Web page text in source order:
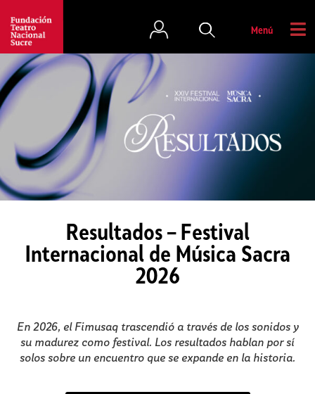
Menú
Resultados – Festival
Internacional de Música Sacra
2026
En 2026, el Fimusaq trascendió a través de los sonidos y
su madurez como festival. Los resultados hablan por sí
solos sobre un encuentro que se expande en la historia.